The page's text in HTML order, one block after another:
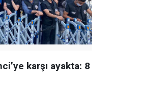
karşı ayakta: 8